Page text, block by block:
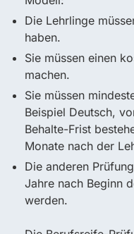
Die Lehrlinge
haben.
Sie müssen einen
machen.
Sie müssen
Beispiel Deutsch,
Behalte-Frist
Monate nach der
Die anderen
Jahre nach Beginn
werden.